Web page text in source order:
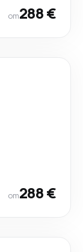
от288 €
от288 €